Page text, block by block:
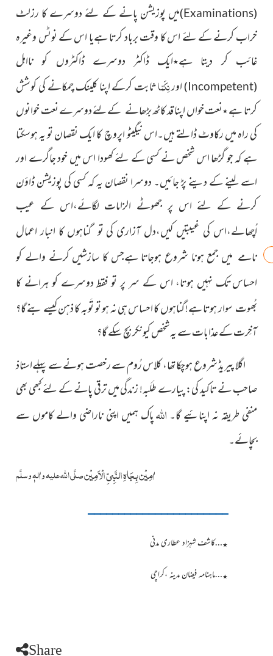
(
Examinations
)میں پوزیشن پانے کے لئے دوسرے کا رزلٹ
خراب کرنے کے لئے اس کا وقت برباد کرتا ہےیا اس کے نوٹس وغیرہ
غائب کر دیتا ہے٭ایک ڈاکٹر دوسرے ڈاکٹروں کو نااہل
(
Incompetent
)اورنِکَمّاثابت کرکے اپنا کلینک چمکانے کی کوشش
کرتا ہے٭نعت خواں اپنا قد کاٹھ بڑھانے کےلئے دوسرے نعتخوانوں
کی راہ میں رکاوٹ ڈالتے ہیں۔اس نیگیٹو اپروچ کا ایک نقصان تو یہ ہوسکتا
ہے کہ جو گڑھا اس شخص نے کسی کے لئےکھودا اس میں خود جاگرے اور
اسے لینے کے دینے پڑ جائیں۔ دوسرا نقصان یہ کہ کسی کی پوزیشن ڈاؤن
کرنے کے لئے اس پر جھوٹے الزامات لگائے،اس کے عیب
اُچھالے،اس کی غیبتیں کیں،دل آزاری کی تو گناہوں کا انبار اعمال
نامے میں جمع ہونا شروع ہوجاتا ہےجس کا سازشیں کرنے والے کو
احساستک نہیں ہوتا، اس کے سر پر تو فقط دوسرے کو ہرانے کا
بُھوت سوارہوتا ہے! گناہوں کا احساس ہی نہ ہو توتَوبہ کا ذہن کیسے بنے گا؟
آخِرت کے عذابات سے یہ شخص کیونکر بچ سکے گا؟
اگلا پیریڈ شروع ہوچکا تھا، کلاس رُوم سے رخصت ہونے سے پہلےاستاذ
صاحب نے تاکید کی: پیارے طَلَبہ! زندگی میں ترقی پانے کے لئے کبھی بھی
منفی طریقہ نہ اپنائیے گا۔اللہپاک ہمیں اپنی ناراضی والے کاموں سے
بچائے۔
اٰمِیْن بِجَاہِ النَّبِیِّ الْاَمِیْنصلَّی اللہ علیہ واٰلہٖ وسلَّم
_______________________
٭…کاشف شہزاد عطاری مدنی
٭…ماہنامہ فیضان مدینہ ،کراچی
Share